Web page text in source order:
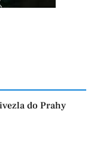
do Prahy